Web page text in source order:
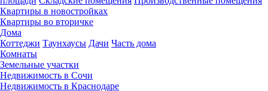
Квартиры в новостройках
Квартиры во вторичке
Дома
Коттеджи Таунхаусы Дачи Часть дома
Комнаты
Земельные участки
Недвижимость в Сочи
Недвижимость в Краснодаре